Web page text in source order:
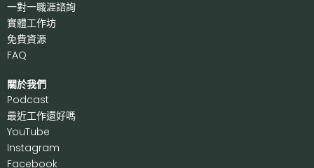
一對一職涯諮詢
實體工作坊
免費資源
FAQ
關於我們
Podcast
最近工作還好嗎
YouTube
Instagram
Facebook